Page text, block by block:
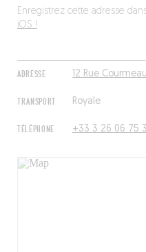
ADRESSE 12 Rue
TRANSPORT Royale
TÉLÉPHONE +33 3 26 06 75
Enregistrez cette adresse
iOS !